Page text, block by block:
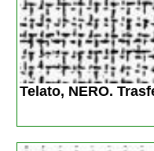
Telato, NERO.